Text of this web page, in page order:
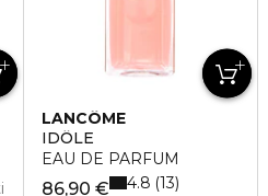
LANCÔME
IDÔLE
EAU DE PARFUM
86,90 € 4.8 13